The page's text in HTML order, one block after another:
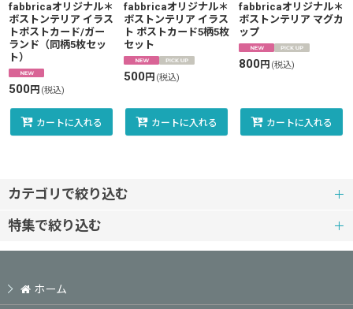
fabbricaオリジナル＊
ボストンテリア イラス
トポストカード/ガー
ランド（同柄5枚セッ
ト）
500円 (税込)
カートに入れる
fabbricaオリジナル＊
ボストンテリア イラス
ト ポストカード5柄5枚
セット
500円 (税込)
カートに入れる
fabbricaオリジナル＊
ボストンテリア マグカ
ップ
800円 (税込)
カートに入れる
カテゴリで絞り込む
犬猫ぬいぐるみ
特集で絞り込む
フレンチブルドッグ
ホーム